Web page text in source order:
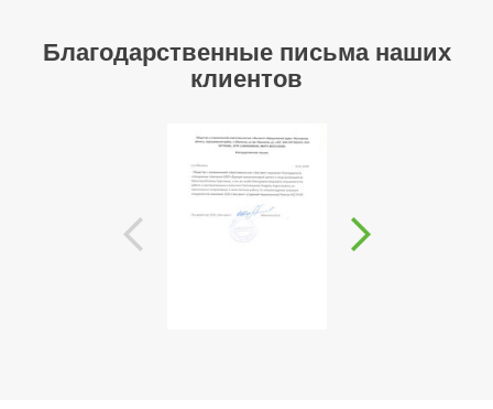
Благодарственные письма наших
клиентов